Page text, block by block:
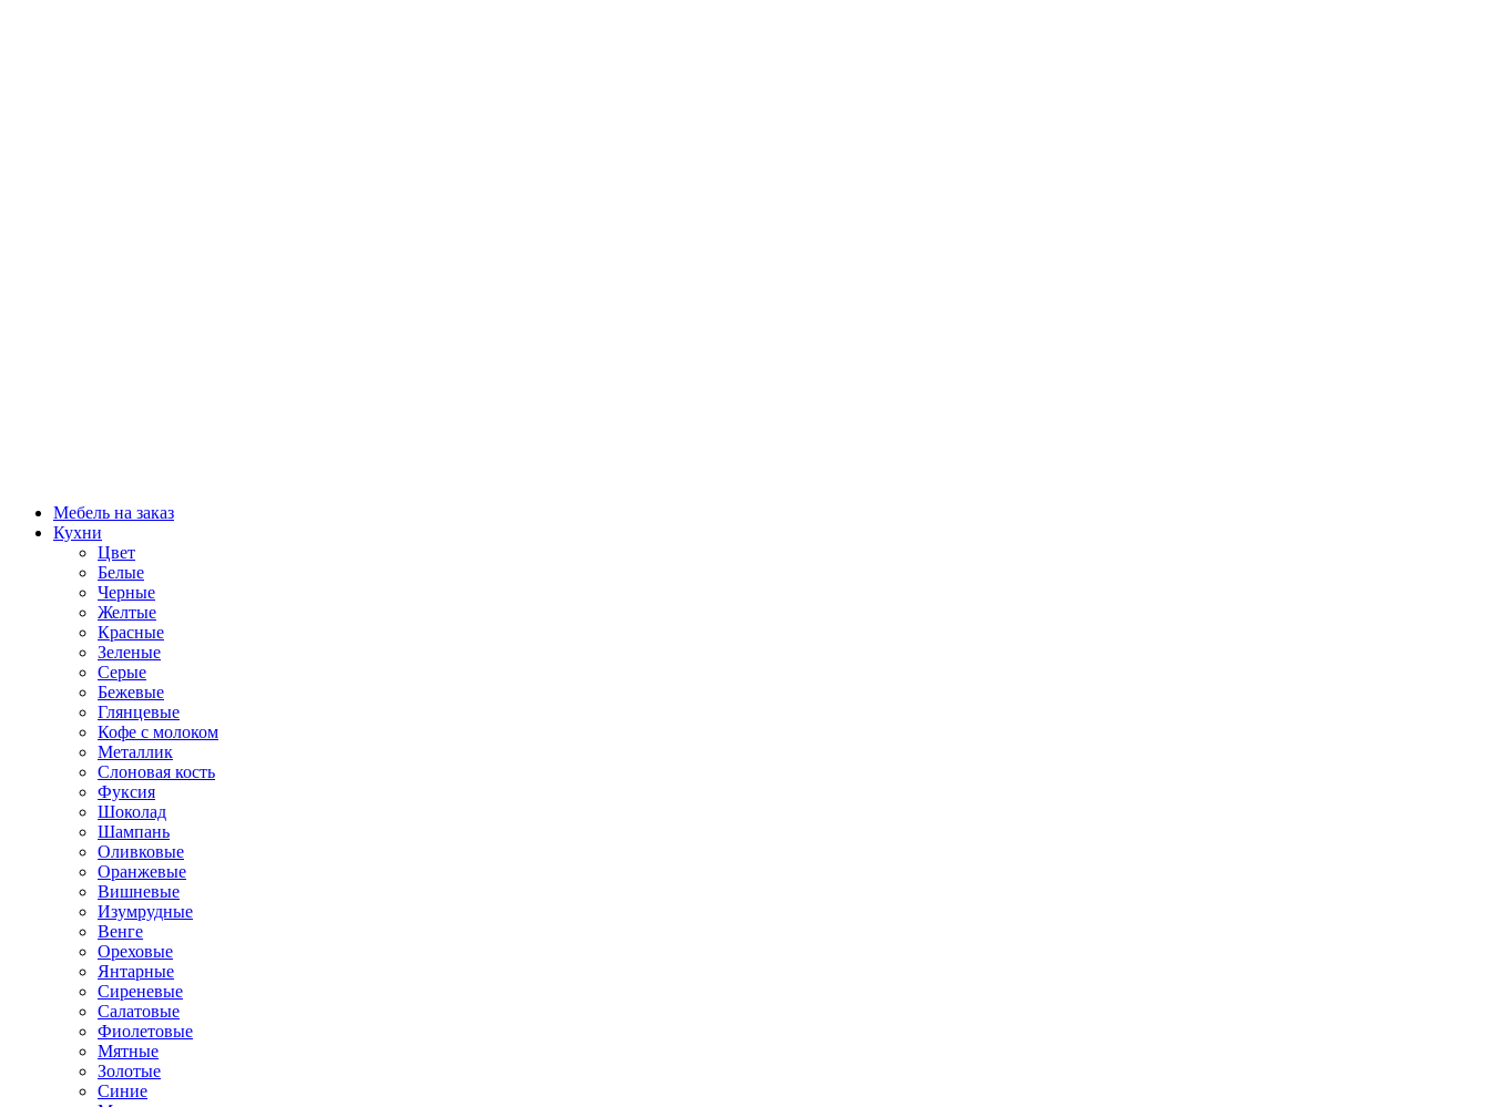
Мебель на заказ
Кухни
Цвет
Белые
Черные
Желтые
Красные
Зеленые
Серые
Бежевые
Глянцевые
Кофе с молоком
Металлик
Слоновая кость
Фуксия
Шоколад
Шампань
Оливковые
Оранжевые
Вишневые
Изумрудные
Венге
Ореховые
Янтарные
Сиреневые
Салатовые
Фиолетовые
Мятные
Золотые
Синие